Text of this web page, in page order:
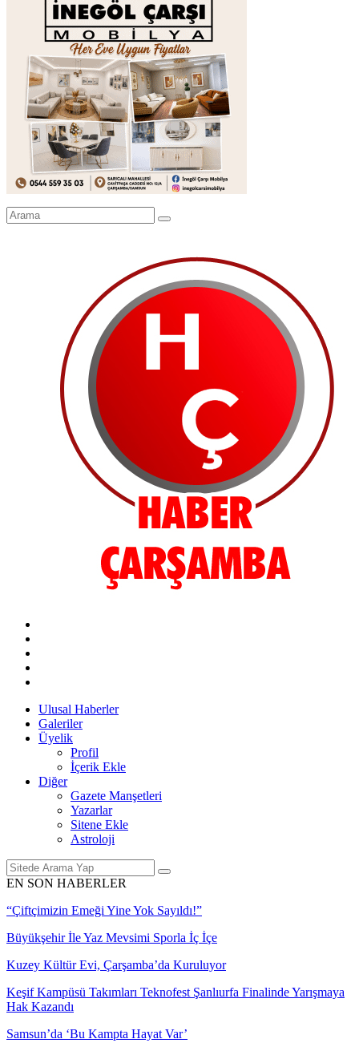
Ulusal Haberler
Galeriler
Üyelik
Profil
İçerik Ekle
Diğer
Gazete Manşetleri
Yazarlar
Sitene Ekle
Astroloji
EN SON HABERLER
“Çiftçimizin Emeği Yine Yok Sayıldı!”
Büyükşehir İle Yaz Mevsimi Sporla İç İçe
Kuzey Kültür Evi, Çarşamba’da Kuruluyor
Keşif Kampüsü Takımları Teknofest Şanlıurfa Finalinde Yarışmaya
Hak Kazandı
Samsun’da ‘Bu Kampta Hayat Var’